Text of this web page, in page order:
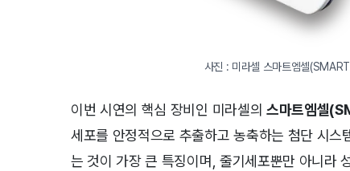
사진 : 미라셀 스마트엠셀
이번 시연의 핵심 장비인 미라셀의 스마트엠셀
세포를 안정적으로 추출하고 농축하는 첨단 시
는 것이 가장 큰 특징이며, 줄기세포뿐만 아니라